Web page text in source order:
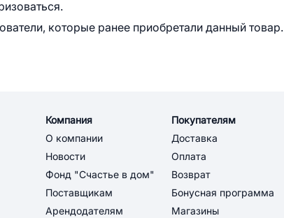
которые ранее приобретали данный товар.
Компания
О компании
Новости
Фонд "Счастье в дом"
Поставщикам
Арендодателям
Покупателям
Доставка
Оплата
Возврат
Бонусная программа
Магазины